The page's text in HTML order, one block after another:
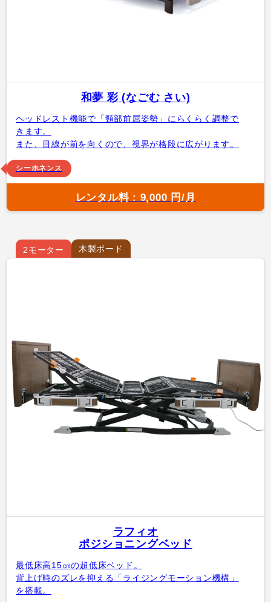
和夢 彩 (なごむ さい)
ヘッドレスト機能で「頸部前屈姿勢」にらくらく調整で
きます。
また、目線が前を向くので、視界が格段に広がります。
シーホネンス
レンタル料 : 9,000 円/月
2モーター 木製ボード
ラフィオ
ポジショニングベッド
最低床高15㎝の超低床ベッド。
背上げ時のズレを抑える「ライジングモーション機構」
を搭載。